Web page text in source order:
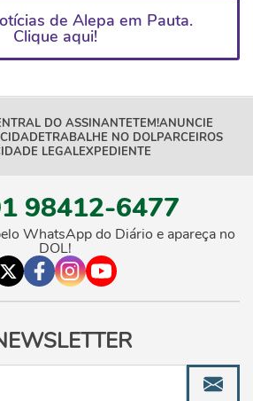
de Alepa em Pauta.
Clique aqui!
DO ASSINANTETEM!ANUNCIE
TRABALHE NO DOLPARCEIROS
LEGALEXPEDIENTE
98412-6477
WhatsApp do Diário e apareça no
DOL!